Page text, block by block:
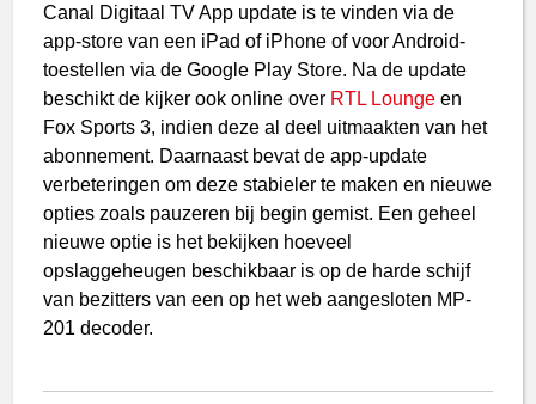
Canal Digitaal TV App update is te vinden via de
app-store van een iPad of iPhone of voor Android-
toestellen via de Google Play Store. Na de update
beschikt de kijker ook online over RTL Lounge en
Fox Sports 3, indien deze al deel uitmaakten van het
abonnement. Daarnaast bevat de app-update
verbeteringen om deze stabieler te maken en nieuwe
opties zoals pauzeren bij begin gemist. Een geheel
nieuwe optie is het bekijken hoeveel
opslaggeheugen beschikbaar is op de harde schijf
van bezitters van een op het web aangesloten MP-
201 decoder.